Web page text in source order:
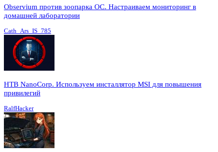
Observium против зоопарка ОС. Настраиваем мониторинг в
домашней лаборатории
Cath_Ars_IS_785
HTB NanoCorp. Используем инсталлятор MSI для повышения
привилегий
RalfHacker